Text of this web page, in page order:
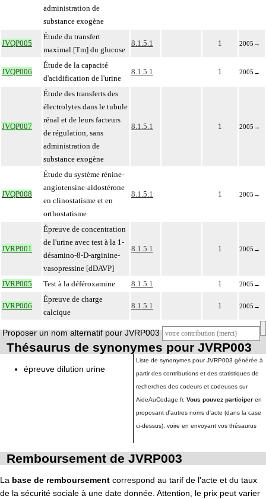
administration de
substance exogène
JVQP005
Étude du transfert
maximal [Tm] du glucose
8.1.5.1 1 2005 →
JVQP006
Étude de la capacité
d'acidification de l'urine
8.1.5.1 1 2005 →
JVQP007
Étude des transferts des
électrolytes dans le tubule
rénal et de leurs facteurs
de régulation, sans
administration de
substance exogène
8.1.5.1 1 2005 →
JVQP008
Étude du système rénine-
angiotensine-aldostérone
en clinostatisme et en
orthostatisme
8.1.5.1 1 2005 →
JVRP001
Épreuve de concentration
de l'urine avec test à la 1-
désamino-8-D-arginine-
vasopressine [dDAVP]
8.1.5.1 1 2005 →
JVRP005 Test à la déféroxamine 8.1.5.1 1 2005 →
JVRP006
Épreuve de charge
calcique
8.1.5.1 1 2005 →
Proposer un nom alternatif pour JVRP003
Thésaurus de synonymes pour JVRP003
épreuve dilution urine
Liste de synonymes pour JVRP003 générée à
partir des contributions et des statistiques de
recherches des codeurs et codeuses sur
AideAuCodage.fr. Vous pouvez participer en
proposant d'autres noms d'acte (dans la case
ci-dessus), voire en envoyant vos thésaurus
Remboursement de JVRP003
La base de remboursement correspond au tarif de l'acte et du taux
de la sécurité sociale à une date donnée. Attention, le prix peut varier